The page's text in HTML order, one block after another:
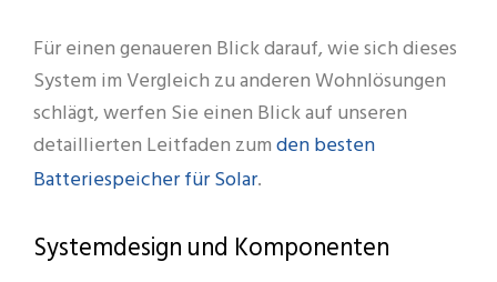
Für einen genaueren Blick darauf, wie sich dieses
System im Vergleich zu anderen Wohnlösungen
schlägt, werfen Sie einen Blick auf unseren
detaillierten Leitfaden zumden besten
Batteriespeicher für Solar.
Systemdesign und Komponenten